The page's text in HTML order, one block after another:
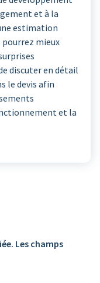
et à la
estimation
mieux
discuter en détail
le devis afin
et la
Les champs